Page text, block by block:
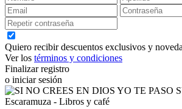
Quiero recibir descuentos exclusivos y
Ver los términos y condiciones
Finalizar registro
o iniciar sesión